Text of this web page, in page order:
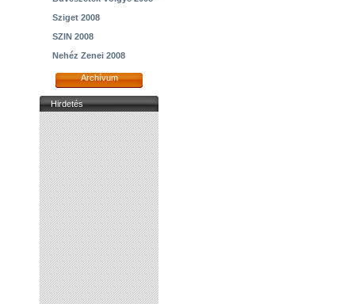
Sziget 2008
SZIN 2008
Nehéz Zenei 2008
Archívum
Hirdetés